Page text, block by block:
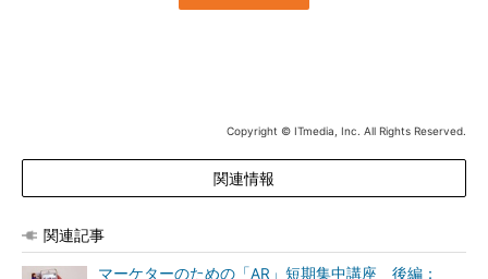
Copyright © ITmedia, Inc. All Rights Reserved.
関連情報
関連記事
マーケターのための「AR」短期集中講座 後編：